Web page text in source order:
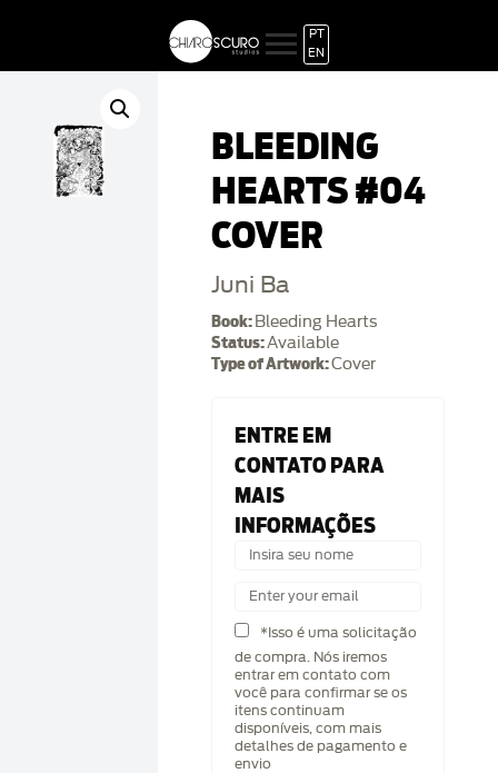
PT
EN
BLEEDING
HEARTS #04
COVER
Juni Ba
Book: Bleeding Hearts
Status:Available
Type of Artwork:Cover
ENTRE EM
CONTATO PARA
MAIS
INFORMAÇÕES
*Isso é uma solicitação
de compra. Nós iremos
entrar em contato com
você para confirmar se os
itens continuam
disponíveis, com mais
detalhes de pagamento e
envio